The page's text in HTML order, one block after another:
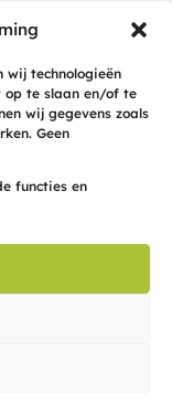
wij technologieën
op te slaan en/of te
wij gegevens zoals
Geen
functies en
INFO-cus